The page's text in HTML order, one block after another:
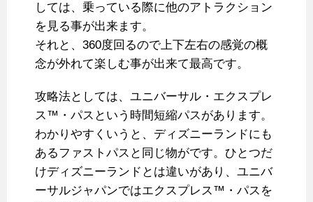
しては、乗っている際に他のアトラクション
を見る事が出来ます。
それと、360度回るので上下左右の感覚の概
念が外れて楽しむ事が出来て最高です。
攻略法としては、ユニバーサル・エクスプレ
ス™・パスという時間短縮パスがあります。
わかりやすくいうと、ディズニーランドにも
あるファストパスと同じ物がです。ひとつだ
けディズニーランドとは違いがあり、ユニバ
ーサルジャパンではエクスプレス™・パスを